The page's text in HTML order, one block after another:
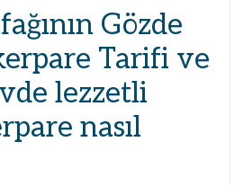
Gözde
Tarifi ve
lezzetli
nasıl